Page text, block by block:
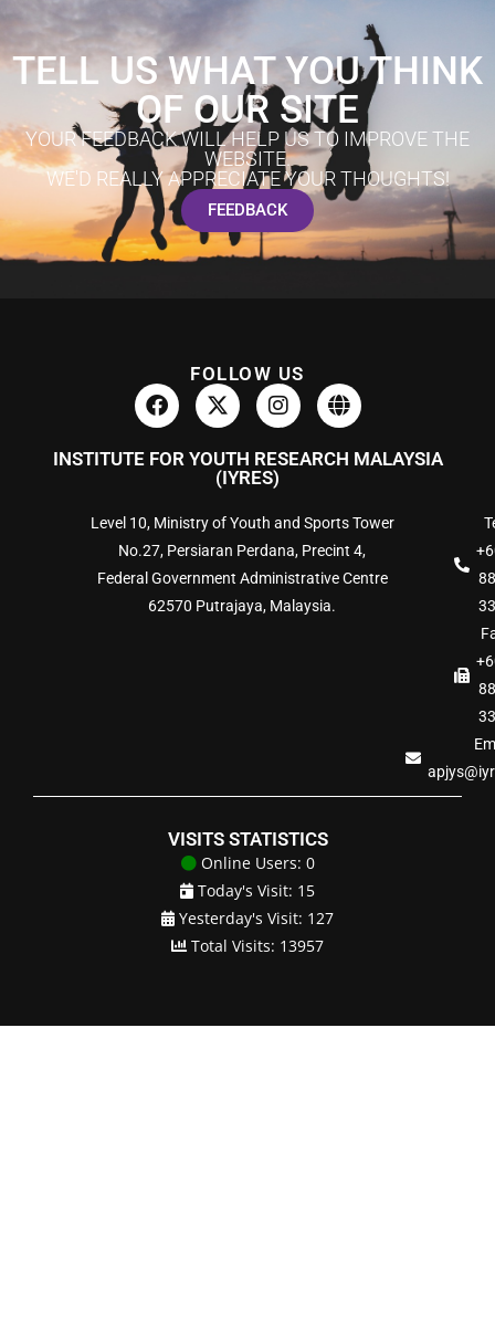
TELL US WHAT YOU THINK
OF OUR SITE
YOUR FEEDBACK WILL HELP US TO IMPROVE THE
WEBSITE.
WE'D REALLY APPRECIATE YOUR THOUGHTS!
FEEDBACK
FOLLOW US
INSTITUTE FOR YOUTH RESEARCH MALAYSIA
(IYRES)
Level 10, Ministry of Youth and Sports Tower
No.27, Persiaran Perdana, Precint 4,
Federal Government Administrative Centre
62570 Putrajaya, Malaysia.
VISITS STATISTICS
Online Users: 0
Today's Visit: 15
Yesterday's Visit: 127
Total Visits: 13957